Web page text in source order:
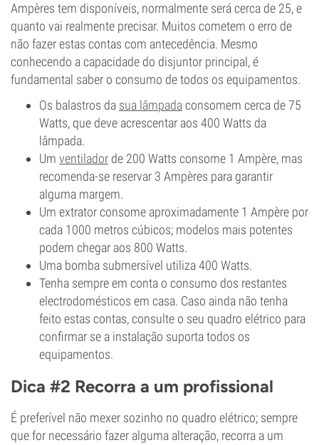
Ampères tem disponíveis, normalmente será cerca de 25, e
quanto vai realmente precisar. Muitos cometem o erro de
não fazer estas contas com antecedência. Mesmo
conhecendo a capacidade do disjuntor principal, é
fundamental saber o consumo de todos os equipamentos.
Os balastros da sua lâmpadaconsomem cerca de 75
Watts, que deve acrescentar aos 400 Watts da
lâmpada.
Um ventilador de 200 Watts consome 1 Ampère, mas
recomenda-se reservar 3 Ampères para garantir
alguma margem.
Um extrator consome aproximadamente 1 Ampère por
cada 1000 metros cúbicos; modelos mais potentes
podem chegar aos 800 Watts.
Uma bomba submersível utiliza 400 Watts.
Tenha sempre em conta o consumo dos restantes
electrodomésticos em casa. Caso ainda não tenha
feito estas contas, consulte o seu quadro elétrico para
confirmar se a instalação suporta todos os
equipamentos.
Dica #2 Recorra a um profissional
É preferível não mexer sozinho no quadro elétrico; sempre
que for necessário fazer alguma alteração, recorra a um